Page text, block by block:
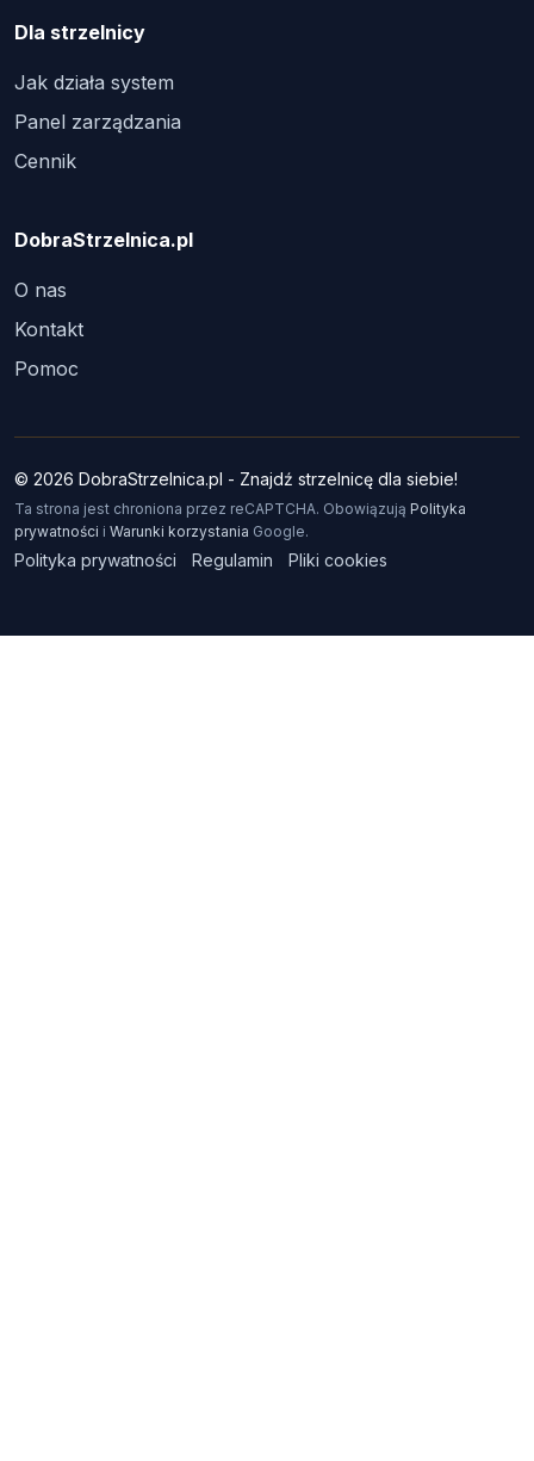
Dla strzelnicy
Jak działa system
Panel zarządzania
Cennik
DobraStrzelnica.pl
O nas
Kontakt
Pomoc
© 2026 DobraStrzelnica.pl - Znajdź strzelnicę dla siebie!
Ta strona jest chroniona przez reCAPTCHA. Obowiązują Polityka
prywatności i Warunki korzystania Google.
Polityka prywatności Regulamin Pliki cookies